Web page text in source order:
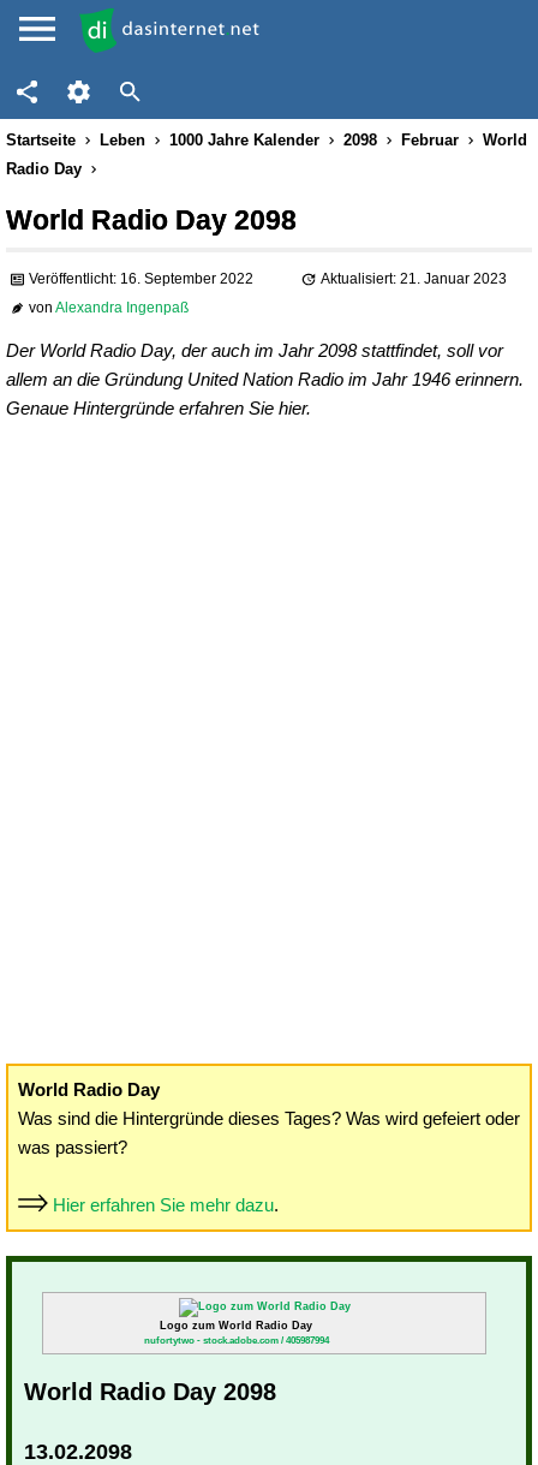
Startseite Leben 1000 Jahre Kalender 2098 Februar
World
Radio Day
World Radio Day 2098
Veröffentlicht: 16. September 2022
Aktualisiert: 21. Januar 2023
vonAlexandra Ingenpaß
Der World Radio Day, der auch im Jahr 2098 stattfindet, soll vor
allem an die Gründung United Nation Radio im Jahr 1946 erinnern.
Genaue Hintergründe erfahren Sie hier.
World Radio Day
Was sind die Hintergründe dieses Tages? Was wird gefeiert oder
was passiert?
Hier erfahren Sie mehr dazu.
Logo zum World Radio Day
nufortytwo - stock.adobe.com / 405987994
World Radio Day 2098
13.02.2098